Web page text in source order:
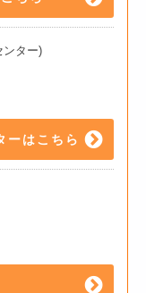
ンター)
ーはこちら